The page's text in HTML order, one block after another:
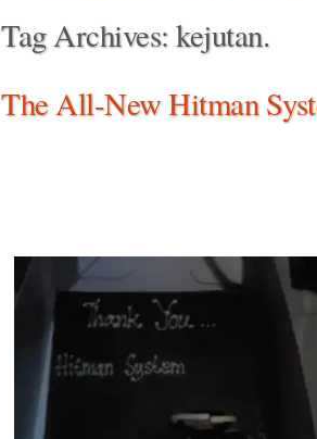
Tag Archives:kejutan.
The All-New Hitman